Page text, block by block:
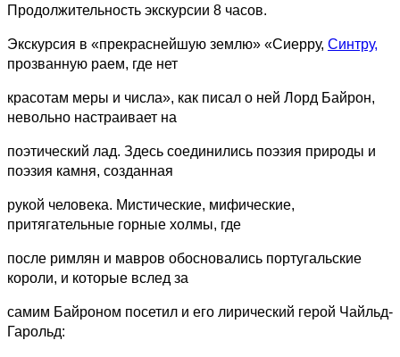
Продолжительность экскурсии 8 часов.
Экскурсия в «прекраснейшую землю» «Сиерру, Синтру,
прозванную раем, где нет
красотам меры и числа», как писал о ней Лорд Байрон,
невольно настраивает на
поэтический лад. Здесь соединились поэзия природы и
поэзия камня, созданная
рукой человека. Мистические, мифические,
притягательные горные холмы, где
после римлян и мавров обосновались португальские
короли, и которые вслед за
самим Байроном посетил и его лирический герой Чайльд-
Гарольд: